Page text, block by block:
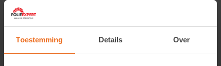
Toestemming Details Over
een bestelling plaatsen.